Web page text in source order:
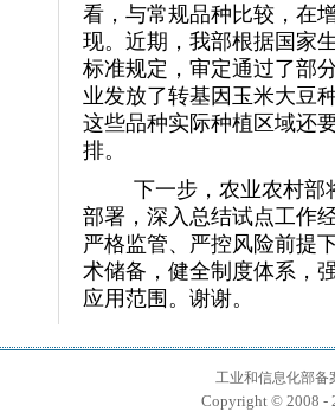
看，与常规品种比较，在
现。近期，我部根据国家
标准规定，审定通过了部
业发放了转基因玉米大豆
这些品种实际种植区域还
排。
下一步，农业农村部
部署，深入总结试点工作
严格监管、严控风险前提
术储备，健全制度体系，
应用范围。谢谢。
工业和信息化部备
Copyright © 2008 -